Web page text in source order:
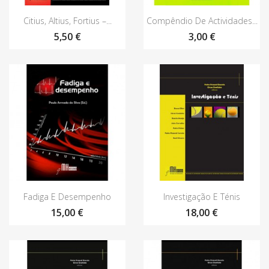
 Vista rápida
Citius, Altius, Fortius –...
5,50 €
Vista rápida
Compêndio De Actividades...
3,00 €
 Vista rápida
Fadiga E Desempenho
15,00 €
Vista rápida
Investigação E Ténis
18,00 €